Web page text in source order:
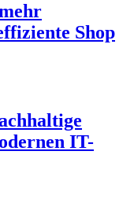
Shop
IT-